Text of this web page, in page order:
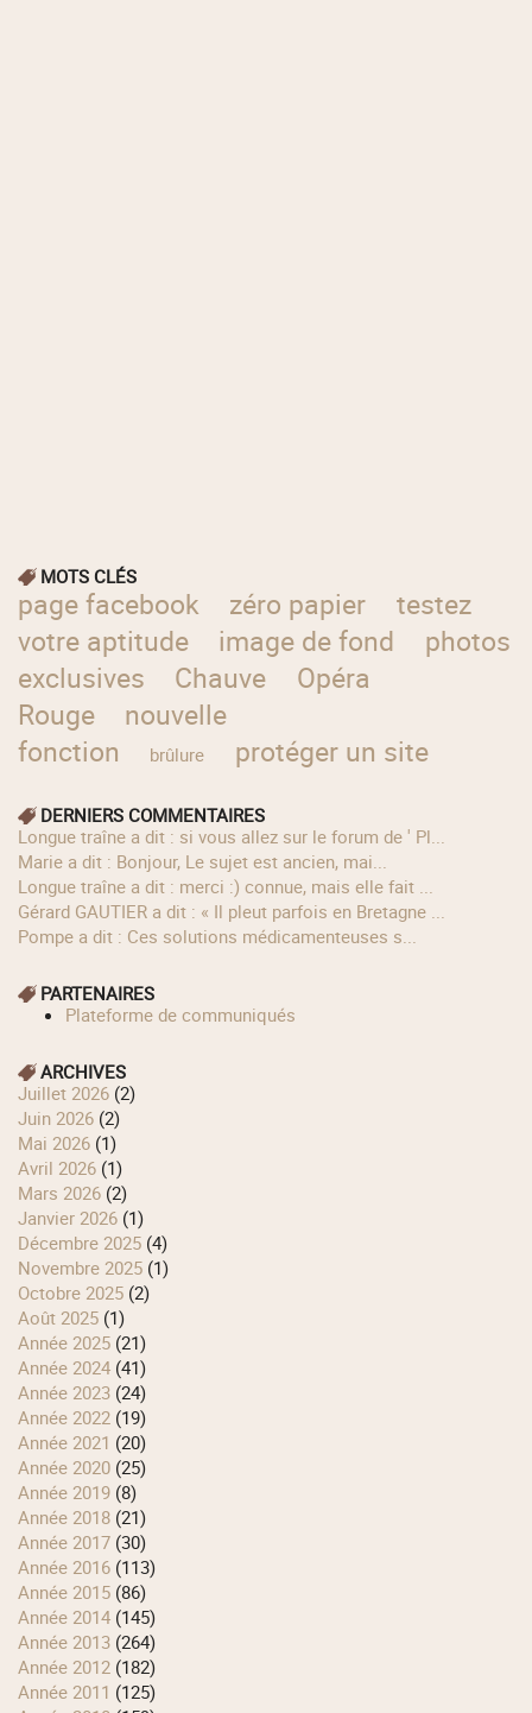
MOTS CLÉS
page facebook zéro papier
testez
votre aptitude
image de fond
photos
exclusives
Chauve
Opéra
Rouge
nouvelle
fonction
brûlure protéger un site
DERNIERS COMMENTAIRES
longue traîne a dit : si vous allez sur le forum de ' Pl...
Marie a dit : Bonjour, Le sujet est ancien, mai...
longue traîne a dit : merci :) connue, mais elle fait ...
Gérard GAUTIER a dit : « Il pleut parfois en Bretagne ...
Pompe a dit : Ces solutions médicamenteuses s...
PARTENAIRES
Plateforme de communiqués
ARCHIVES
juillet 2026 (2)
juin 2026 (2)
mai 2026 (1)
avril 2026 (1)
mars 2026 (2)
janvier 2026 (1)
décembre 2025 (4)
novembre 2025 (1)
octobre 2025 (2)
août 2025 (1)
année 2025 (21)
année 2024 (41)
année 2023 (24)
année 2022 (19)
année 2021 (20)
année 2020 (25)
année 2019 (8)
année 2018 (21)
année 2017 (30)
année 2016 (113)
année 2015 (86)
année 2014 (145)
année 2013 (264)
année 2012 (182)
année 2011 (125)